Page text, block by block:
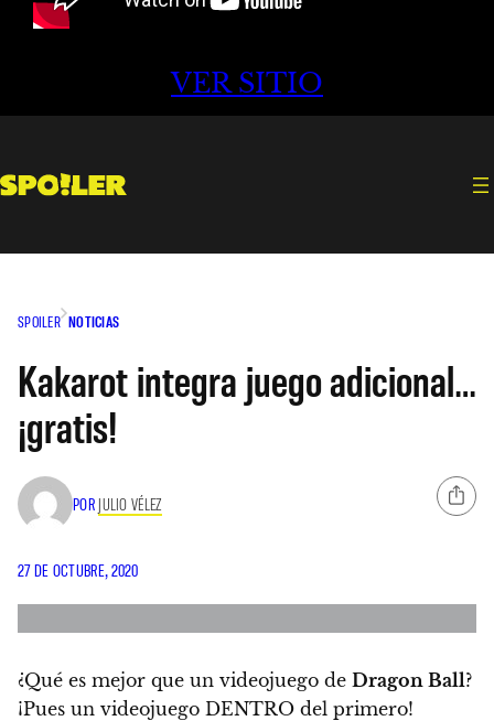
VER SITIO
SPOILER NOTICIAS
Kakarot integra juego adicional…
¡gratis!
POR JULIO VÉLEZ
27 DE OCTUBRE, 2020
¿Qué es mejor que un videojuego de Dragon Ball?
¡Pues un videojuego DENTRO del primero!